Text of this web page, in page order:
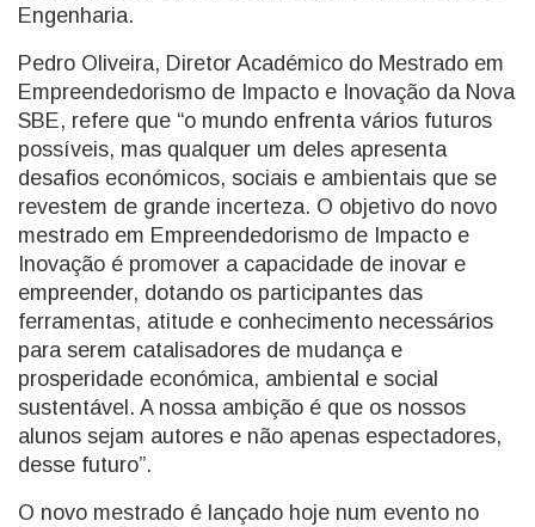
Engenharia.
Pedro Oliveira, Diretor Académico do Mestrado em
Empreendedorismo de Impacto e Inovação da Nova
SBE, refere que “o mundo enfrenta vários futuros
possíveis, mas qualquer um deles apresenta
desafios económicos, sociais e ambientais que se
revestem de grande incerteza. O objetivo do novo
mestrado em Empreendedorismo de Impacto e
Inovação é promover a capacidade de inovar e
empreender, dotando os participantes das
ferramentas, atitude e conhecimento necessários
para serem catalisadores de mudança e
prosperidade económica, ambiental e social
sustentável. A nossa ambição é que os nossos
alunos sejam autores e não apenas espectadores,
desse futuro”.
O novo mestrado é lançado hoje num evento no